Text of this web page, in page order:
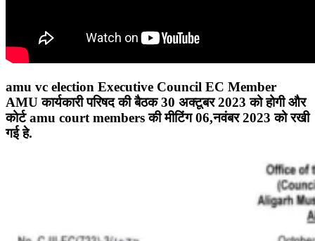
amu vc election Executive Council EC Member
AMUकार्यकारी परिषद की बैठक 30 अक्टूबर 2023 को होगी और
कोर्टamu court membersकी मीटिंग 06,नवंबर 2023 को रखी
गई हे.